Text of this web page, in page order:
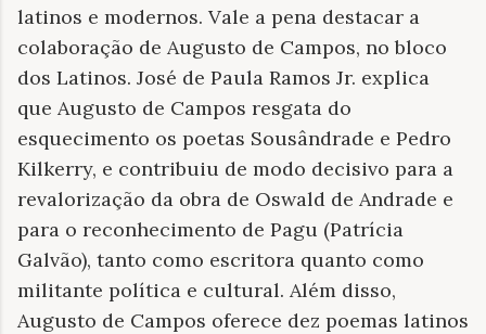
latinos e modernos. Vale a pena destacar a
colaboração de Augusto de Campos, no bloco
dos Latinos. José de Paula Ramos Jr. explica
que Augusto de Campos resgata do
esquecimento os poetas Sousândrade e Pedro
Kilkerry, e contribuiu de modo decisivo para a
revalorização da obra de Oswald de Andrade e
para o reconhecimento de Pagu (Patrícia
Galvão), tanto como escritora quanto como
militante política e cultural. Além disso,
Augusto de Campos oferece dez poemas latinos